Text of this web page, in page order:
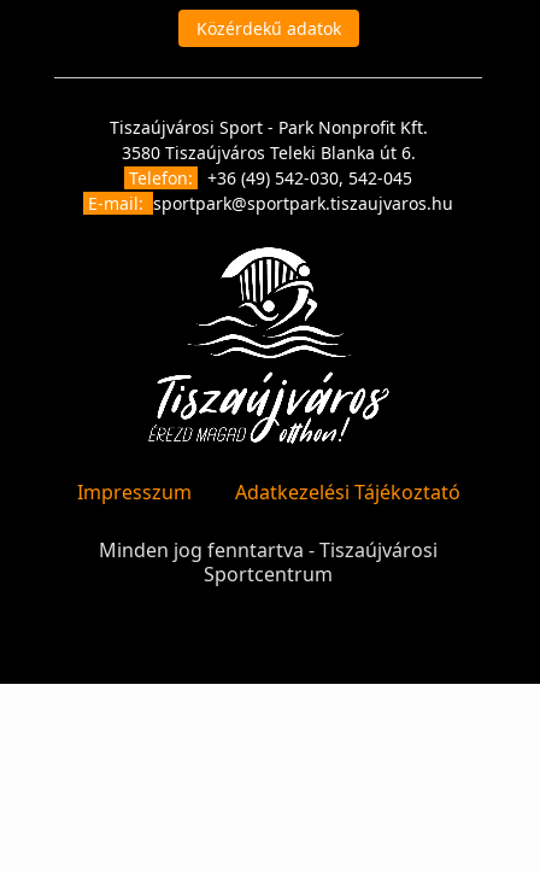
Közérdekű adatok
Tiszaújvárosi Sport - Park Nonprofit Kft.
3580 Tiszaújváros Teleki Blanka út 6.
Telefon:
+36 (49) 542-030, 542-045
E-mail: sportpark@sportpark.tiszaujvaros.hu
Impresszum Adatkezelési Tájékoztató
Minden jog fenntartva - Tiszaújvárosi
Sportcentrum